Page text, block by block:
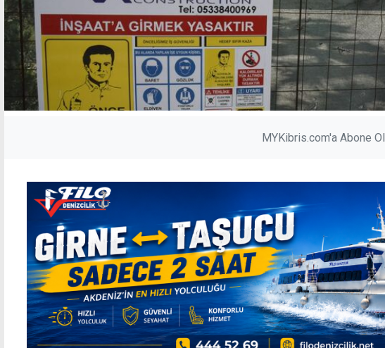
MYKibris.com'a Abone Ol